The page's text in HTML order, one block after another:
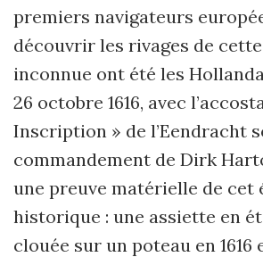
premiers navigateurs
découvrir les rivages de
inconnue ont été les
26 octobre 1616, avec
Inscription » de l’Eendracht
commandement de Dirk
une preuve matérielle de cet
historique : une assiette en
clouée sur un poteau en 1616